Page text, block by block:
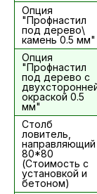
Опция
"Профнастил
под дерево\
камень 0.5 мм"
Опция
"Профнастил
под дерево с
окраской 0.5
мм"
Столб
ловитель,
направляющий
80*80
(Стоимость с
установкой и
бетоном)